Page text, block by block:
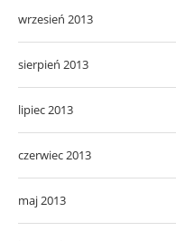
wrzesień 2013
sierpień 2013
lipiec 2013
czerwiec 2013
maj 2013